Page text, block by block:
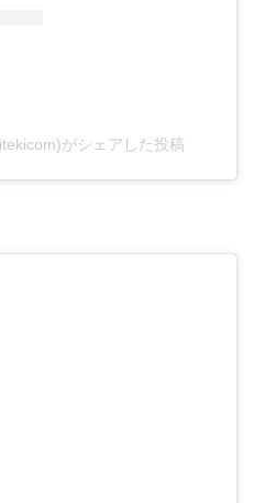
がシェアした投稿